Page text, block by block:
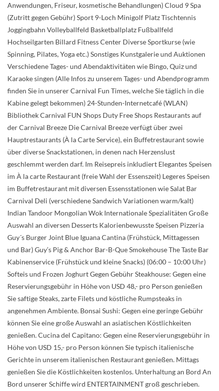
Anwendungen, Friseur, kosmetische Behandlungen) Cloud 9 Spa
(Zutritt gegen Gebühr) Sport 9-Loch Minigolf Platz Tischtennis
Joggingbahn Volleyballfeld Basketballplatz Fußballfeld
Hochseilgarten Billard Fitness Center Diverse Sportkurse (wie
Spinning, Pilates, Yoga etc.) Sonstiges Kunstgalerie und Auktionen
Verschiedene Tages- und Abendaktivitäten wie Bingo, Quiz und
Karaoke singen (Alle Infos zu unserem Tages- und Abendprogramm
finden Sie in unserer Carnival Fun Times, welche Sie täglich in die
Kabine gelegt bekommen) 24-Stunden-Internetcafé (WLAN)
Bibliothek Carnival FUN Shops Duty Free Shops Restaurants auf
der Carnival Breeze Die Carnival Breeze verfügt über zwei
Hauptrestaurants (À la Carte Service), ein Buffetrestaurant sowie
über diverse Snackstationen, in denen nach Herzenslust
geschlemmt werden darf. Im Reisepreis inkludiert Elegantes Speisen
im À la carte Restaurant (freie Wahl der Essenszeit) Legeres Speisen
im Buffetrestaurant mit diversen Essensstationen wie Salat Bar
Carnival Deli (verschiedene Sandwich Variationen warm/kalt)
Indian Tandoor Mongolian Wok Internationale Spezialitäten Große
Auswahl an diversen Desserts Kalorienbewusste Speisen Pizzeria
Guy´s Burger Joint Blue Iguana Cantina (Frühstück, Mittagessen
und Bar) Guy’s Pig & Anchor Bar-B-Que Smokehouse The Taste Bar
Kabinenservice (Frühstück und kleine Snacks) (06:00 – 10:00 Uhr)
Softeis und Frozen Joghurt Gegen Gebühr Steakhouse: Gegen eine
Reservierungsgebühr in Höhe von USD 48,- pro Person genießen
Sie saftige Steaks, zarte Filets und köstliche Rumpsteaks in
angenehmen Ambiente. Bonsai Sushi: Gegen eine geringe Gebühr
können Sie eine große Auswahl an asiatischen Köstlichkeiten
genießen. Cucina del Capitano: Gegen eine Reservierungsgebühr in
Höhe von USD 15,- pro Person können Sie typisch italienische
Gerichte in unserem italienischen Restaurant genießen. Mittags
genießen Sie die Köstlichkeiten kostenlos. Unterhaltung an Bord An
Bord unserer Schiffe wird ENTERTAINMENT groß geschrieben.